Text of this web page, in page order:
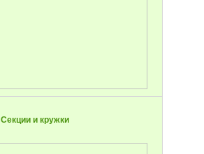
Секции и кружки